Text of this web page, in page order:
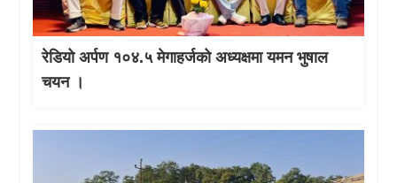
रेडियो अर्पण १०४.५ मेगाहर्जको अध्यक्षमा यमन भुषाल
चयन ।